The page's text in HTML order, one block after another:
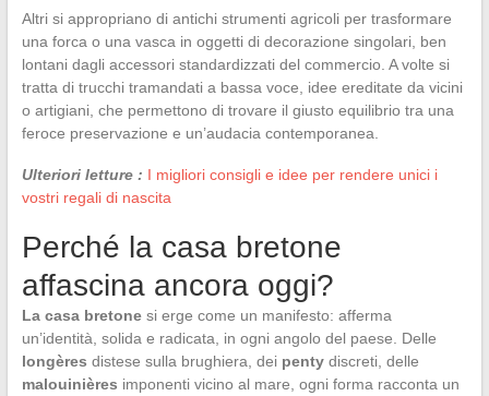
Altri si appropriano di antichi strumenti agricoli per trasformare
una forca o una vasca in oggetti di decorazione singolari, ben
lontani dagli accessori standardizzati del commercio. A volte si
tratta di trucchi tramandati a bassa voce, idee ereditate da vicini
o artigiani, che permettono di trovare il giusto equilibrio tra una
feroce preservazione e un’audacia contemporanea.
Ulteriori letture : I migliori consigli e idee per rendere unici i
vostri regali di nascita
Perché la casa bretone
affascina ancora oggi?
La casa bretonesi erge come un manifesto: afferma
un’identità, solida e radicata, in ogni angolo del paese. Delle
longères distese sulla brughiera, dei pentydiscreti, delle
malouinières imponenti vicino al mare, ogni forma racconta un